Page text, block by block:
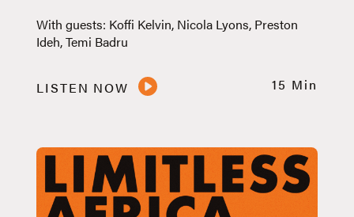
With guests: Koffi Kelvin, Nicola Lyons, Preston
Ideh, Temi Badru
LISTEN NOW 15 Min